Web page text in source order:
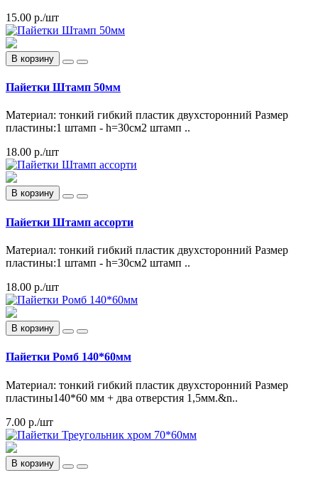
15.00 р./шт
В корзину
Пайетки Штамп 50мм
Материал: тонкий гибкий пластик двухсторонний Размер
пластины:1 штамп - h=30см2 штамп ..
18.00 р./шт
В корзину
Пайетки Штамп ассорти
Материал: тонкий гибкий пластик двухсторонний Размер
пластины:1 штамп - h=30см2 штамп ..
18.00 р./шт
В корзину
Пайетки Ромб 140*60мм
Материал: тонкий гибкий пластик двухсторонний Размер
пластины140*60 мм + два отверстия 1,5мм.&n..
7.00 р./шт
В корзину